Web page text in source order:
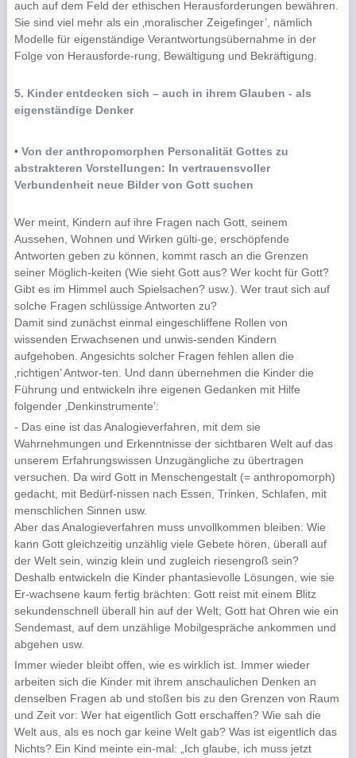
auch auf dem Feld der ethischen Herausforderungen bewähren.
Sie sind viel mehr als ein ‚moralischer Zeigefinger’, nämlich
Modelle für eigenständige Verantwortungsübernahme in der
Folge von Herausforde-rung, Bewältigung und Bekräftigung.
5. Kinder entdecken sich – auch in ihrem Glauben - als
eigenständige Denker
•Von der anthropomorphen Personalität Gottes zu
abstrakteren Vorstellungen: In vertrauensvoller
Verbundenheit neue Bilder von Gott suchen
Wer meint, Kindern auf ihre Fragen nach Gott, seinem
Aussehen, Wohnen und Wirken gülti-ge, erschöpfende
Antworten geben zu können, kommt rasch an die Grenzen
seiner Möglich-keiten (Wie sieht Gott aus? Wer kocht für Gott?
Gibt es im Himmel auch Spielsachen? usw.). Wer traut sich auf
solche Fragen schlüssige Antworten zu?
Damit sind zunächst einmal eingeschliffene Rollen von
wissenden Erwachsenen und unwis-senden Kindern
aufgehoben. Angesichts solcher Fragen fehlen allen die
‚richtigen’ Antwor-ten. Und dann übernehmen die Kinder die
Führung und entwickeln ihre eigenen Gedanken mit Hilfe
folgender ‚Denkinstrumente’:
- Das eine ist das Analogieverfahren, mit dem sie
Wahrnehmungen und Erkenntnisse der sichtbaren Welt auf das
unserem Erfahrungswissen Unzugängliche zu übertragen
versuchen. Da wird Gott in Menschengestalt (= anthropomorph)
gedacht, mit Bedürf-nissen nach Essen, Trinken, Schlafen, mit
menschlichen Sinnen usw.
Aber das Analogieverfahren muss unvollkommen bleiben: Wie
kann Gott gleichzeitig unzählig viele Gebete hören, überall auf
der Welt sein, winzig klein und zugleich riesengroß sein?
Deshalb entwickeln die Kinder phantasievolle Lösungen, wie sie
Er-wachsene kaum fertig brächten: Gott reist mit einem Blitz
sekundenschnell überall hin auf der Welt; Gott hat Ohren wie ein
Sendemast, auf dem unzählige Mobilgespräche ankommen und
abgehen usw.
Immer wieder bleibt offen, wie es wirklich ist. Immer wieder
arbeiten sich die Kinder mit ihrem anschaulichen Denken an
denselben Fragen ab und stoßen bis zu den Grenzen von Raum
und Zeit vor: Wer hat eigentlich Gott erschaffen? Wie sah die
Welt aus, als es noch gar keine Welt gab? Was ist eigentlich das
Nichts? Ein Kind meinte ein-mal: „Ich glaube, ich muss jetzt